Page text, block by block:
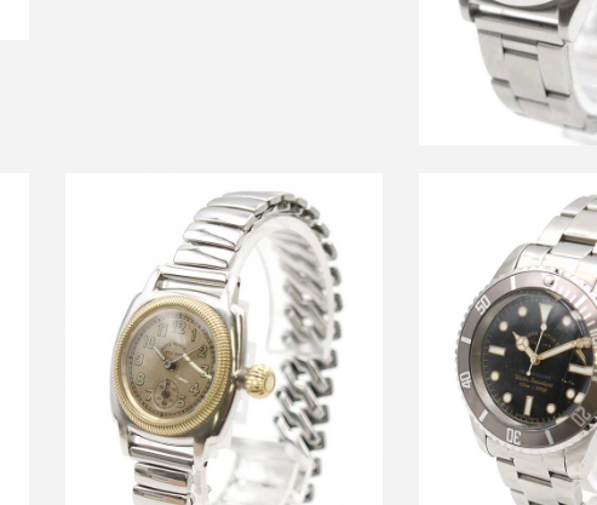
ヴァーグウォッチ COUSSIN Early 腕時
計
買取金額8,400円
詳しく見る
ヴァーグウォッチ
時計
買取金額
詳しく